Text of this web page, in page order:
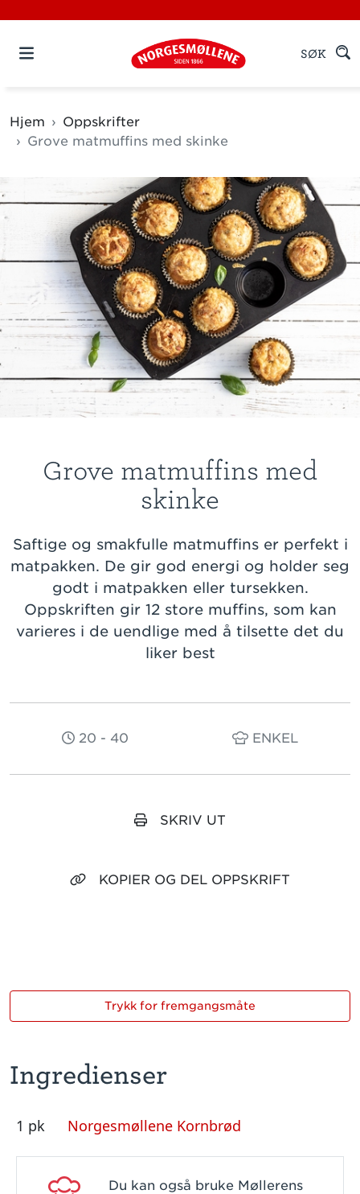
SØK
Hjem
Oppskrifter
Grove matmuffins med skinke
Grove matmuffins med
skinke
Saftige og smakfulle matmuffins er perfekt i
matpakken. De gir god energi og holder seg
godt i matpakken eller tursekken.
Oppskriften gir 12 store muffins, som kan
varieres i de uendlige med å tilsette det du
liker best
20 - 40 ENKEL
SKRIV UT
KOPIER OG DEL OPPSKRIFT
Ingredienser
1 pk Norgesmøllene Kornbrød
Du kan også bruke Møllerens
Trykk for fremgangsmåte